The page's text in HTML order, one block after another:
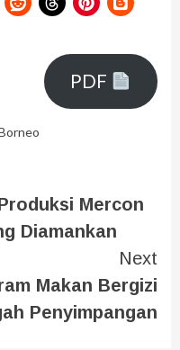
PDF
Mercon
Diamankan
Next
Makan Bergizi
Penyimpangan